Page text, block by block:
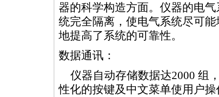
器的科学构造方面。仪器的电
统完全隔离，使电气系统尽可
地提高了系统的可靠性。
数据通讯：
仪器自动存储数据达2000 组
性化的按键及中文菜单使用户